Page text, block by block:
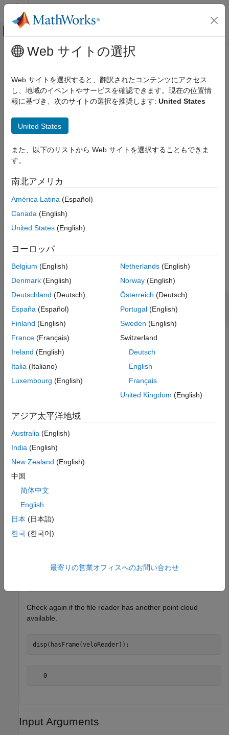
コンテンツへスキップ
オフキャンバス ナビゲーション メ
ドキュメンテーションのホーム
Computer Vision Toolbox
3-D Vision
ON THIS PAGE
Syntax
Examples
Input Arguments
Output Arguments
Version History
メインコンテンツ
hasFrame
Determine if anotherVelodynepoint cloud is available
Syntax
Description
point cloud is available in the packet capture (PCAP) file of the
readFrame, the point clouds are read sequentially until this
function returns
Examples
collapse all
Check for Next Point Cloud in Velodyne PCAP
File
Create avelodyneFileReader
object to read a Velodyne®
packet capture (PCAP) file and check for available frames
Read in a point cloud by using a Velodyne® file reader.
model.
veloReader = velodyneFileReader(
Check again if the file reader has another point cloud
available.
disp(hasFrame(veloReader));
   0
Input Arguments
Web サイトの選択
Web サイトを選択すると、翻訳されたコンテンツにアクセス
し、地域のイベントやサービスを確認できます。現在の位置情
報に基づき、次のサイトの選択を推奨します: United States
United States
また、以下のリストから Web サイトを選択することもできま
す。
南北アメリカ
América Latina (Español)
Canada (English)
United States (English)
ヨーロッパ
Belgium (English)
Denmark (English)
Deutschland (Deutsch)
España (Español)
Finland (English)
France (Français)
Ireland (English)
Italia (Italiano)
Luxembourg (English)
Netherlands(English)
Norway(English)
Österreich (Deutsch)
Portugal(English)
Sweden (English)
Switzerland
Deutsch
English
Français
United Kingdom (English)
アジア太平洋地域
Australia (English)
India (English)
New Zealand (English)
中国
简体中文
English
日本 (日本語)
한국 (한국어)
最寄りの営業オフィスへのお問い合わせ